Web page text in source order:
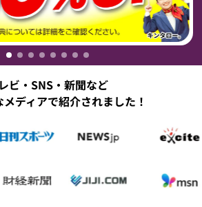
ビ・SNS・新聞など
ディアで紹介されました！